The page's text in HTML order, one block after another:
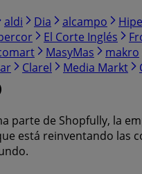
aldi Dia alcampo
El Corte Inglés
MasyMas makro
Clarel Media Markt
parte de Shopfully, la
está reinventando las